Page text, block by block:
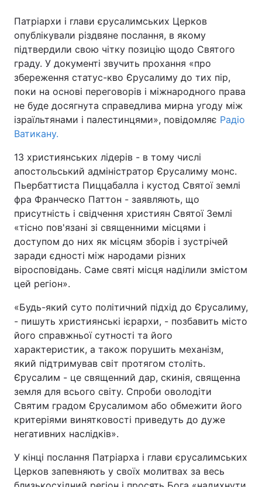
Патріархи і глави єрусалимських Церков
опублікували різдвяне послання, в якому
підтвердили свою чітку позицію щодо Святого
граду. У документі звучить прохання «про
збереження статус-кво Єрусалиму до тих пір,
поки на основі переговорів і міжнародного права
не буде досягнута справедлива мирна угоду між
ізраїльтянами і палестинцями», повідомляє Радіо
Ватикану.
13 християнських лідерів - в тому числі
апостольський адміністратор Єрусалиму монс.
Пьербаттиста Пиццабалла і кустод Святої землі
фра Франческо Паттон - заявляють, що
присутність і свідчення християн Святої Землі
«тісно пов'язані зі священними місцями і
доступом до них як місцям зборів і зустрічей
заради єдності між народами різних
віросповідань. Саме святі місця наділили змістом
цей регіон».
«Будь-який суто політичний підхід до Єрусалиму,
- пишуть християнські ієрархи, - позбавить місто
його справжньої сутності та його
характеристик, а також порушить механізм,
який підтримував світ протягом століть.
Єрусалим - це священний дар, скинія, священна
земля для всього світу. Спроби оволодіти
Святим градом Єрусалимом або обмежити його
критеріями винятковості приведуть до дуже
негативних наслідків».
У кінці послання Патріарха і глави єрусалимських
Церков запевняють у своїх молитвах за весь